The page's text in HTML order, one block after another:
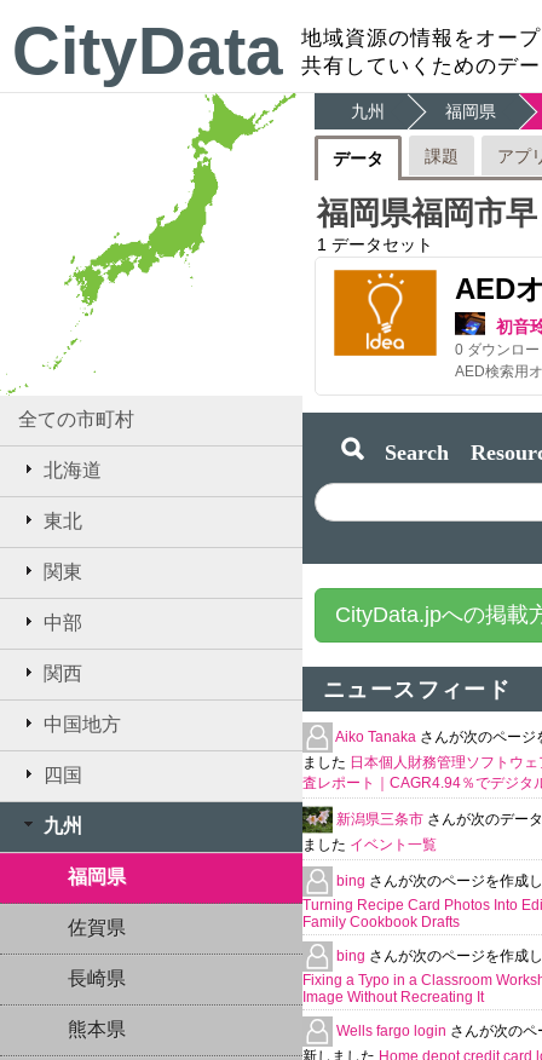
CityData
地域資源の情報をオー
共有していくためのデ
全ての市町村
北海道
東北
関東
中部
関西
中国地方
四国
九州
福岡県
佐賀県
長崎県
熊本県
九州 福岡県
データ 課題 アプ
福岡県福岡市
1 データセット
AED
初音
0 ダウンロ
Search
CityData.jpへの掲載
ニュースフィード
Aiko Tanaka さんが次のページ
ました 日本個人財務管理ソフトウ
査レポート｜CAGR4.94％でデジタ
新潟県三条市 さんが次のデー
ました イベント一覧
bing さんが次のページを作成
Turning Recipe Card Photos Into
Family Cookbook Drafts
bing さんが次のページを作成
Fixing a Typo in a Classroom
Image Without Recreating It
Wells fargo login さんが次のペ
新しました Home depot credit card